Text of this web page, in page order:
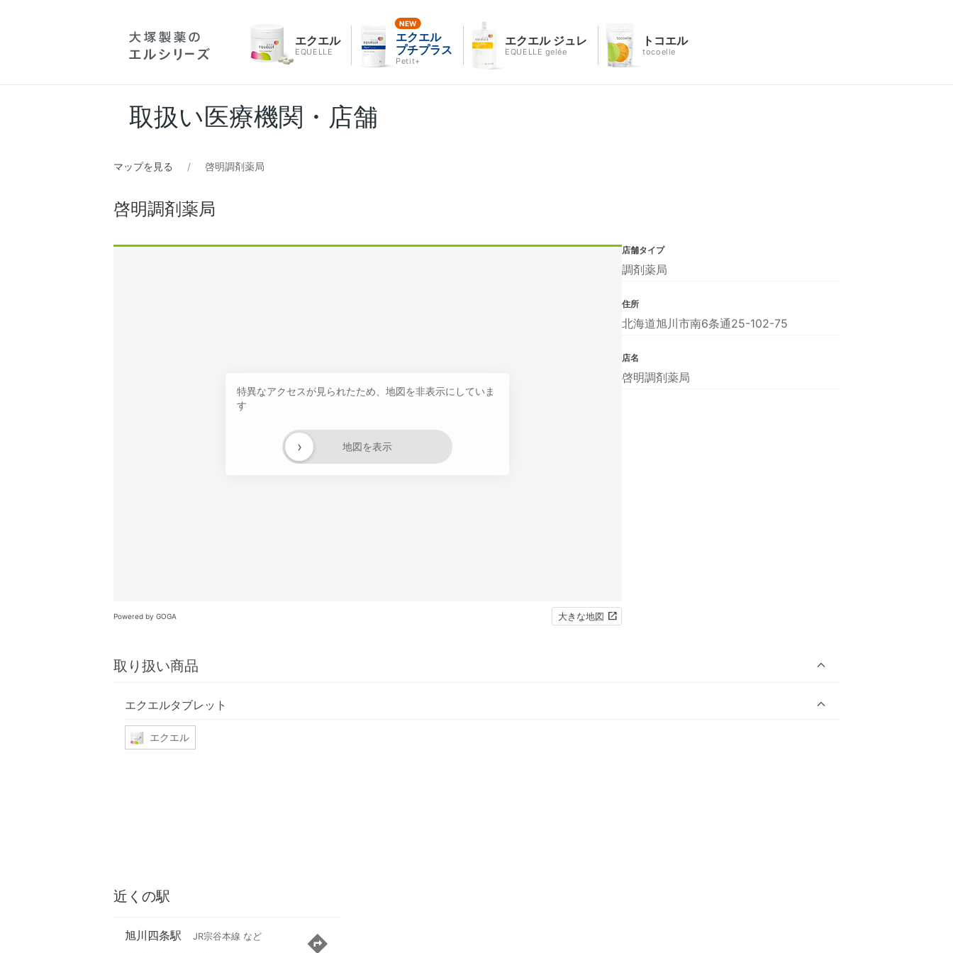
エクエル
EQUELLE
エクエル
プチプラス
Petit+
エクエル ジュレ
EQUELLE gelée
トコエル
tocoelle
取扱い医療機関・店舗
マップを見る 啓明調剤薬局
啓明調剤薬局
特異なアクセスが見られたため、地図を非表示にしていま
す
地図を表示
›
Powered by GOGA 大きな地図
取り扱い商品
エクエルタブレット
エクエル
店舗タイプ
調剤薬局
住所
北海道旭川市南6条通25-102-75
店名
啓明調剤薬局
近くの駅
旭川四条駅 JR宗谷本線 など